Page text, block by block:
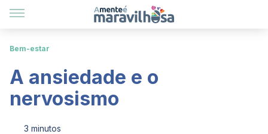
Bem-estar
A ansiedade e o
nervosismo
3 minutos